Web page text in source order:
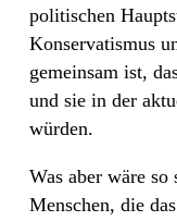
politischen
Konservatismus
gemeinsam ist,
und sie in der
würden.
Was aber wäre
Menschen, die